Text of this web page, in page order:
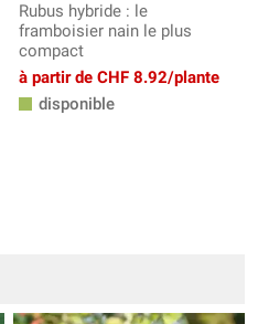
Rubus hybride : le
framboisier nain le plus
compact
à partir de CHF 8.92/plante
disponible